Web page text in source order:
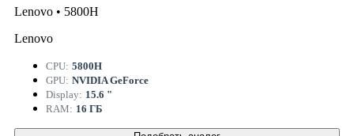
Lenovo • 5800H
Lenovo
CPU: 5800H
GPU: NVIDIA GeForce
Display: 15.6 "
RAM: 16 ГБ